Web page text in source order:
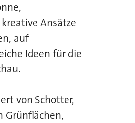
Ansätze
auf
Ideen für die
von Schotter,
Grünflächen,